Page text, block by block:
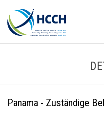
Panama - Zuständige